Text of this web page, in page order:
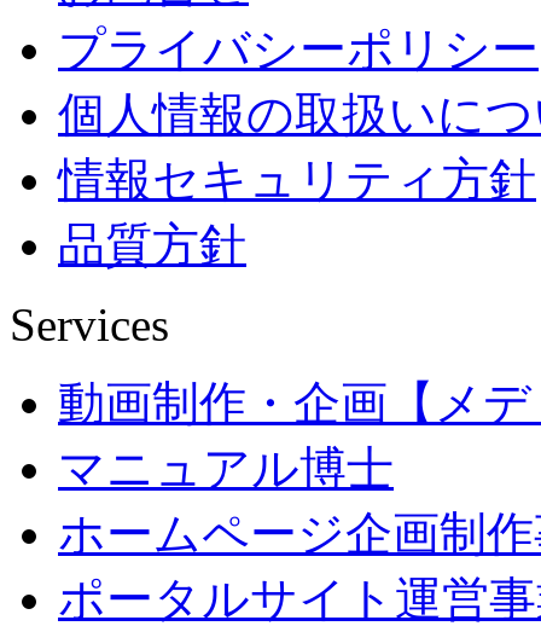
プライバシーポリシー
個人情報の取扱いに
情報セキュリティ方針
品質方針
Services
動画制作・企画【メ
マニュアル博士
ホームページ企画制
ポータルサイト運営